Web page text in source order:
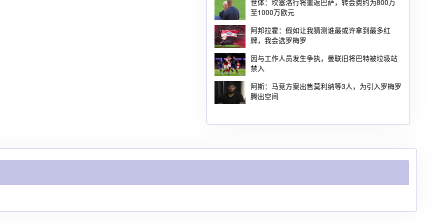
世体：坎塞洛行将重返巴萨，转会费约为800万
至1000万欧元
阿邦拉霍：假如让我猜测谁最或许拿到最多红
牌，我会选罗梅罗
因与工作人员发生争执，曼联旧将巴特被垃圾站
禁入
阿斯：马竞方案出售莫利纳等3人，为引入罗梅罗
腾出空间